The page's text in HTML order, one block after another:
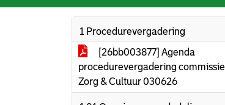
1 Procedurevergadering
[26bb003877] Agenda
procedurevergadering commissie
Zorg & Cultuur 030626